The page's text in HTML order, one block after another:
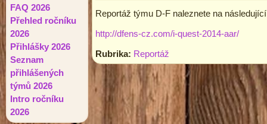
FAQ 2026
Přehled ročníku
2026
Přihlášky 2026
Seznam
přihlášených
týmů 2026
Intro ročníku
2026
Reportáž týmu D-F naleznete na
http://dfens-cz.com/i-quest-2014-aar/
Rubrika: Reportáž